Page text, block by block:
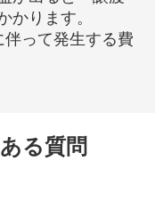
かります。
って発生する費
る質問